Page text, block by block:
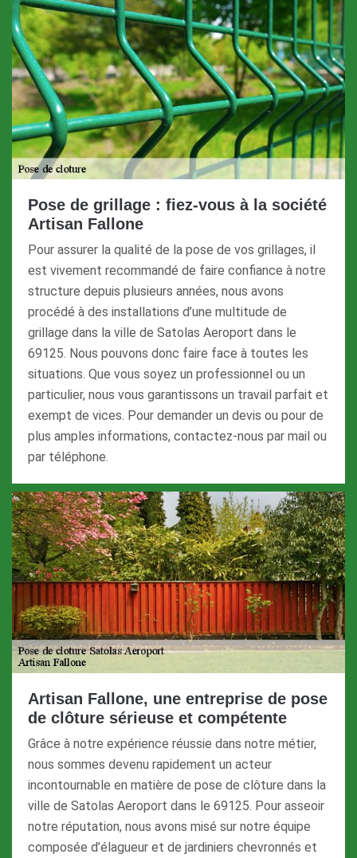
Pose de grillage : fiez-vous à la société
Artisan Fallone
Pour assurer la qualité de la pose de vos grillages, il
est vivement recommandé de faire confiance à notre
structure depuis plusieurs années, nous avons
procédé à des installations d’une multitude de
grillage dans la ville de Satolas Aeroport dans le
69125. Nous pouvons donc faire face à toutes les
situations. Que vous soyez un professionnel ou un
particulier, nous vous garantissons un travail parfait et
exempt de vices. Pour demander un devis ou pour de
plus amples informations, contactez-nous par mail ou
par téléphone.
Artisan Fallone, une entreprise de pose
de clôture sérieuse et compétente
Grâce à notre expérience réussie dans notre métier,
nous sommes devenu rapidement un acteur
incontournable en matière de pose de clôture dans la
ville de Satolas Aeroport dans le 69125. Pour asseoir
notre réputation, nous avons misé sur notre équipe
composée d’élagueur et de jardiniers chevronnés et